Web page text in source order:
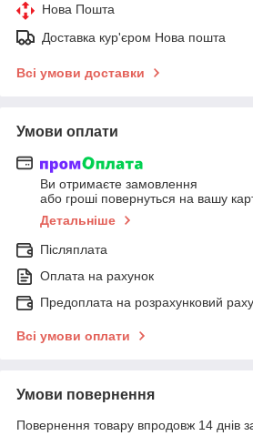
Нова Пошта
Доставка кур'єром Нова пошта
Всі умови доставки
Умови оплати
Ви отримаєте замовлення
або гроші повернуться на вашу
Детальніше
Післяплата
Оплата на рахунок
Предоплата на розрахунковий
Всі умови оплати
Умови повернення
Повернення товару впродовж 14 днів